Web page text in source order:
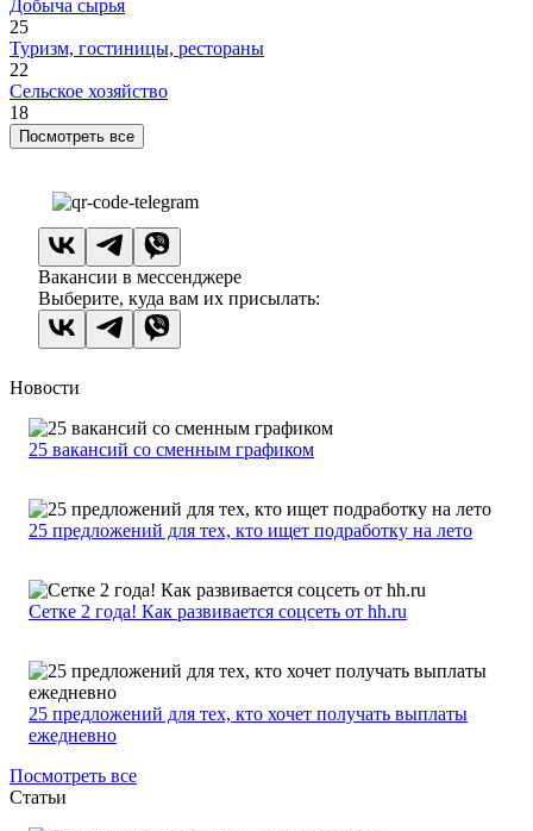
Добыча сырья
25
Туризм, гостиницы, рестораны
22
Сельское хозяйство
18
Посмотреть все
Вакансии в мессенджере
Выберите, куда вам их присылать:
Новости
25 вакансий со сменным графиком
25 предложений для тех, кто ищет подработку на лето
Сетке 2 года! Как развивается соцсеть от hh.ru
25 предложений для тех, кто хочет получать выплаты
ежедневно
Посмотреть все
Статьи